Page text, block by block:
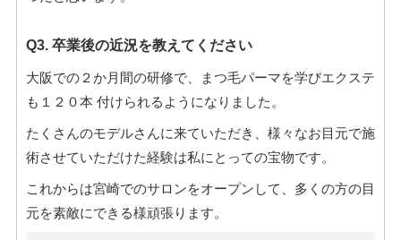
Q3. 卒業後の近況を教えてください
大阪での２か月間の研修で、まつ毛パーマを学びエクステ
も１２０本 付けられるようになりました。
たくさんのモデルさんに来ていただき、様々なお目元で施
術させていただけた経験は私にとっての宝物です。
これからは宮崎でのサロンをオープンして、多くの方の目
元を素敵にできる様頑張ります。